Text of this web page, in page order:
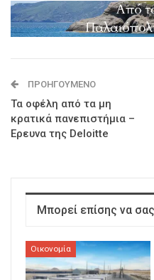
ΠΡΟΗΓΟΎΜΕΝΟ
Τα οφέλη από τα μη
κρατικά πανεπιστήμια –
Ερευνα της Deloitte
Μπορεί επίσης να
Οικονομία